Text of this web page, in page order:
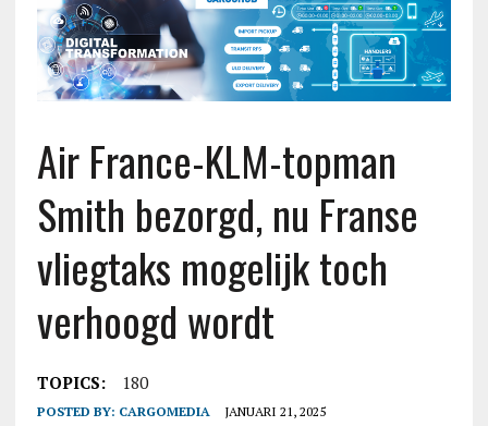
Air France-KLM-topman
Smith bezorgd, nu Franse
vliegtaks mogelijk toch
verhoogd wordt
TOPICS: 180
POSTED BY: CARGOMEDIA JANUARI 21, 2025